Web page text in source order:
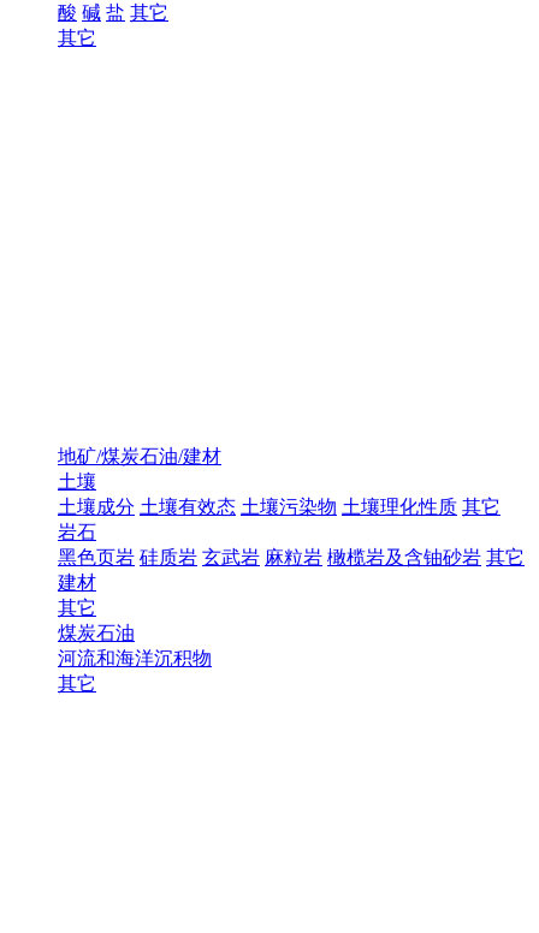
酸 碱 盐 其它
其它
地矿/煤炭石油/建材
土壤
土壤成分 土壤有效态 土壤污染物 土壤理化性质 其它
岩石
黑色页岩 硅质岩 玄武岩 麻粒岩 橄榄岩及含铀砂岩 其它
建材
其它
煤炭石油
河流和海洋沉积物
其它